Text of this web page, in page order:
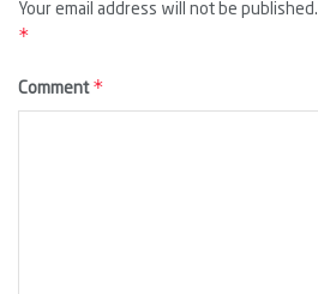
Your email address will not be published.
*
Comment *